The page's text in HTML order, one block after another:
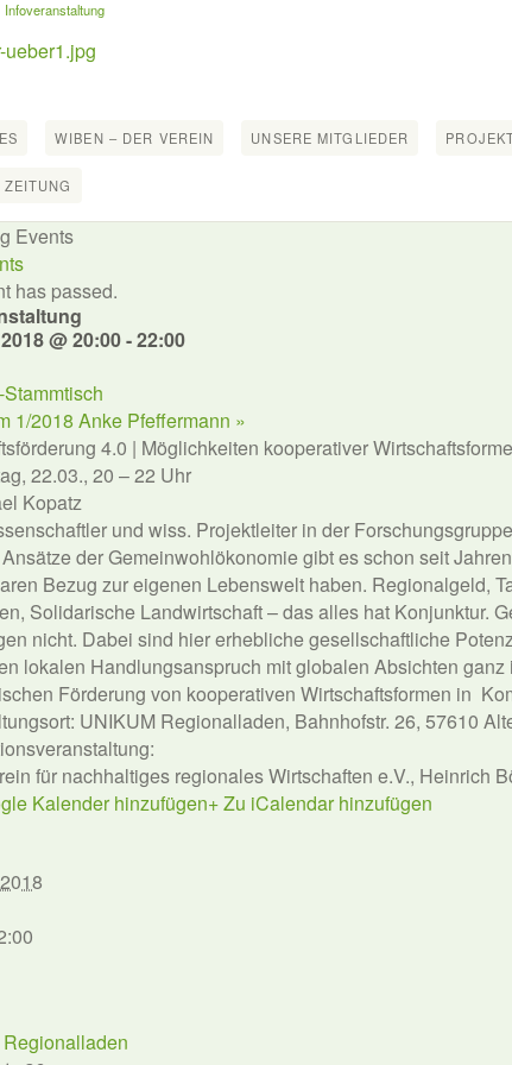
Infoveranstaltung
WIBEN – DER VEREIN UNSERE MITGLIEDER
has passed.
@ 20:00-22:00
1/2018 Anke Pfeffermann »
4.0 | Möglichkeiten kooperativer
22.03., 20 – 22 Uhr
Kopatz
und wiss. Projektleiter in der
der Gemeinwohlökonomie gibt es schon seit
Bezug zur eigenen Lebenswelt haben. Regionalgeld,
Solidarische Landwirtschaft – das alles hat Konjunktur.
nicht. Dabei sind hier erhebliche gesellschaftliche
lokalen Handlungsanspruch mit globalen Absichten
Förderung von kooperativen Wirtschaftsformen in
UNIKUM Regionalladen, Bahnhofstr. 26, 57610
für nachhaltiges regionales Wirtschaften e.V., Heinrich
Kalender hinzufügen+ Zu iCalendar hinzufügen